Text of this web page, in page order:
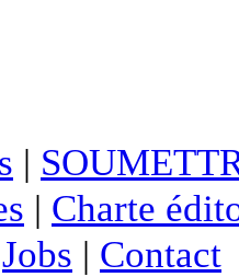
|
| Charte
Jobs | Contact